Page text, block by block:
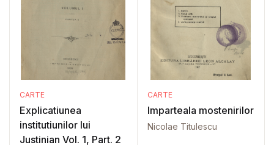
CARTE
Explicatiunea
institutiunilor lui
Justinian Vol. 1, Part. 2
CARTE
Imparteala mostenirilor
Nicolae Titulescu